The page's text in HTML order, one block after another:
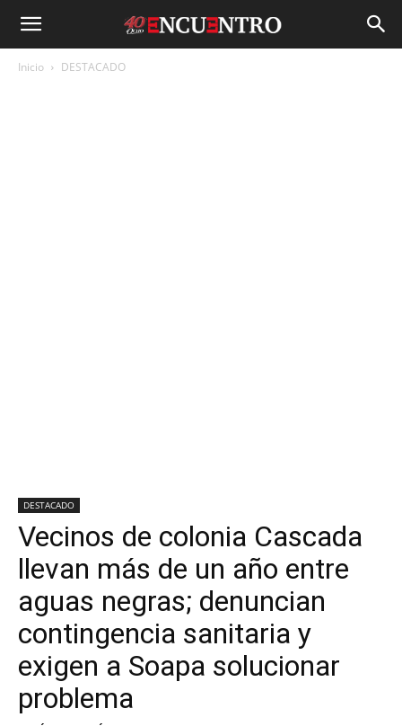
Inicio DESTACADO
DESTACADO
Vecinos de colonia Cascada
llevan más de un año entre
aguas negras; denuncian
contingencia sanitaria y
exigen a Soapa solucionar
problema